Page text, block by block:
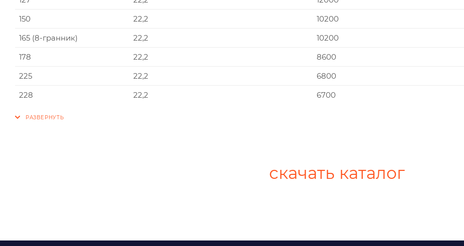
150
22,2
10200
165 (8-гранник)
22,2
10200
178
22,2
8600
225
22,2
6800
228
22,2 6700
скачать каталог